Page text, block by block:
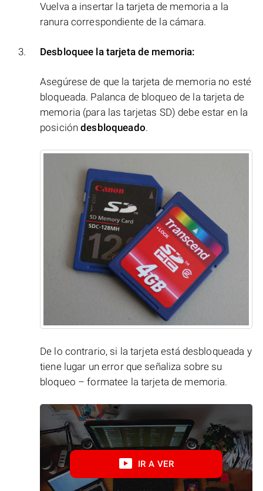
Vuelva a insertar la tarjeta de memoria a la
ranura correspondiente de la cámara.
Desbloquee la tarjeta de memoria:
Asegúrese de que la tarjeta de memoria no esté
bloqueada. Palanca de bloqueo de la tarjeta de
memoria (para las tarjetas SD) debe estar en la
posicióndesbloqueado.
De lo contrario, si la tarjeta está desbloqueada y
tiene lugar un error que señaliza sobre su
bloqueo – formatee la tarjeta de memoria.
IR A VER